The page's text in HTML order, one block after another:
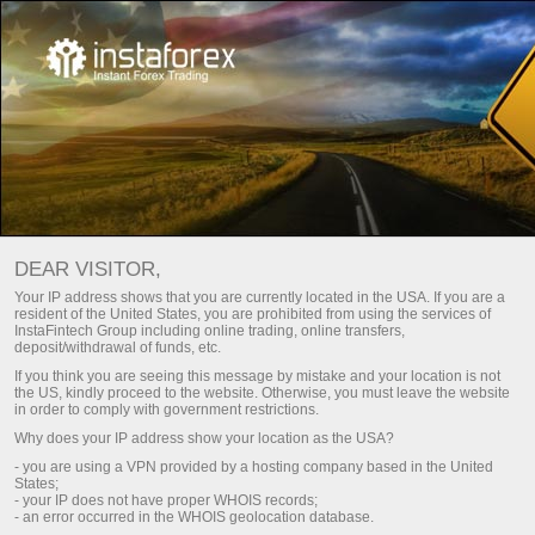
Главная Трейдерам
Трейдерам ИнстаТрейд
Раздел для тех, кто уже работает на рынке. Здесь
представлен перечень наших сервисов, инструментов,
торговых условий в компании ИнстаТрейд, бонусов,
способы вывода и пополнения счета, аналитика,
графики, видеообзоры, горячие новости, конкурсы и
акции, спортивные проекты ИнстаТрейд и обучение.
Зарегистрировать личный аккаунт
DEAR VISITOR,
Your IP address shows that you are currently located in the USA. If you are a
resident of the United States, you are prohibited from using the services of
InstaFintech Group including online trading, online transfers,
deposit/withdrawal of funds, etc.
If you think you are seeing this message by mistake and your location is not
the US, kindly proceed to the website. Otherwise, you must leave the website
in order to comply with government restrictions.
Why does your IP address show your location as the USA?
- you are using a VPN provided by a hosting company based in the United
States;
- your IP does not have proper WHOIS records;
- an error occurred in the WHOIS geolocation database.